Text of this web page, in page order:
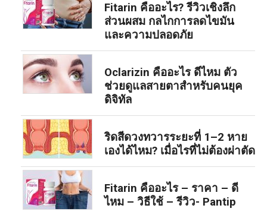
Fitarin คืออะไร? รีวิวเชิงลึก
ส่วนผสม กลไกการลดไขมัน
และความปลอดภัย
Oclarizin คืออะไร ดีไหม ตัว
ช่วยดูแลสายตาสำหรับคนยุค
ดิจิทัล
ริดสีดวงทวารระยะที่ 1–2 หาย
เองได้ไหม? เมื่อไรที่ไม่ต้องผ่าตัด
Fitarin คืออะไร – ราคา – ดี
ไหม – วิธีใช้ – รีวิว- Pantip